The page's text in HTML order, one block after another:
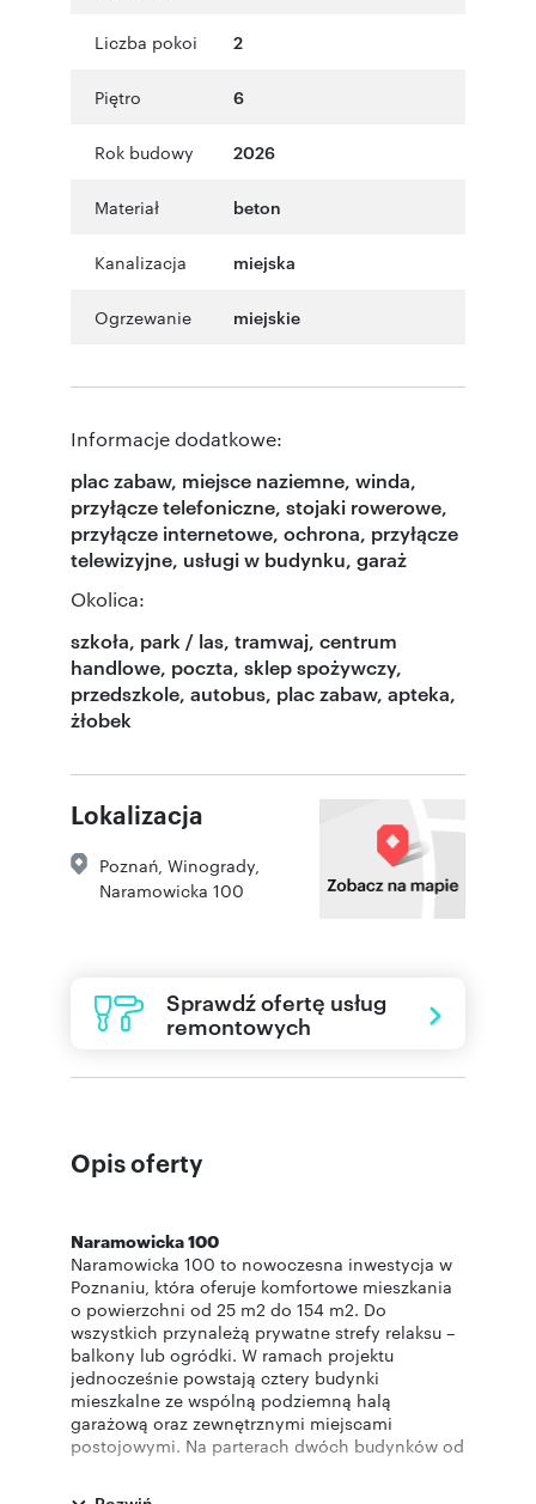
Liczba pokoi 2
Piętro 6
Rok budowy 2026
Materiał beton
Kanalizacja miejska
Ogrzewanie miejskie
Informacje dodatkowe:
plac zabaw, miejsce naziemne, winda,
przyłącze telefoniczne, stojaki rowerowe,
przyłącze internetowe, ochrona, przyłącze
telewizyjne, usługi w budynku, garaż
Okolica:
szkoła, park / las, tramwaj, centrum
handlowe, poczta, sklep spożywczy,
przedszkole, autobus, plac zabaw, apteka,
żłobek
Lokalizacja
Poznań, Winogrady,
Naramowicka 100
Sprawdź ofertę usług
remontowych
Opis oferty
Naramowicka 100
Naramowicka 100 to nowoczesna inwestycja w
Poznaniu, która oferuje komfortowe mieszkania
o powierzchni od 25 m2 do 154 m2. Do
wszystkich przynależą prywatne strefy relaksu –
balkony lub ogródki. W ramach projektu
jednocześnie powstają cztery budynki
mieszkalne ze wspólną podziemną halą
garażową oraz zewnętrznymi miejscami
postojowymi. Na parterach dwóch budynków od